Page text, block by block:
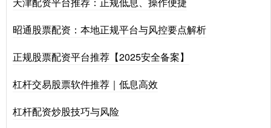
昭通股票配资：本地正规平台与风控要点解析
正规股票配资平台推荐【2025安全备案】
杠杆交易股票软件推荐｜低息高效
杠杆配资炒股技巧与风险